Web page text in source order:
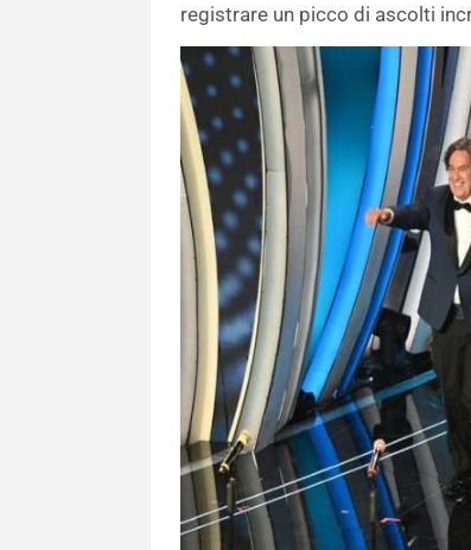
registrare un picco di ascolti